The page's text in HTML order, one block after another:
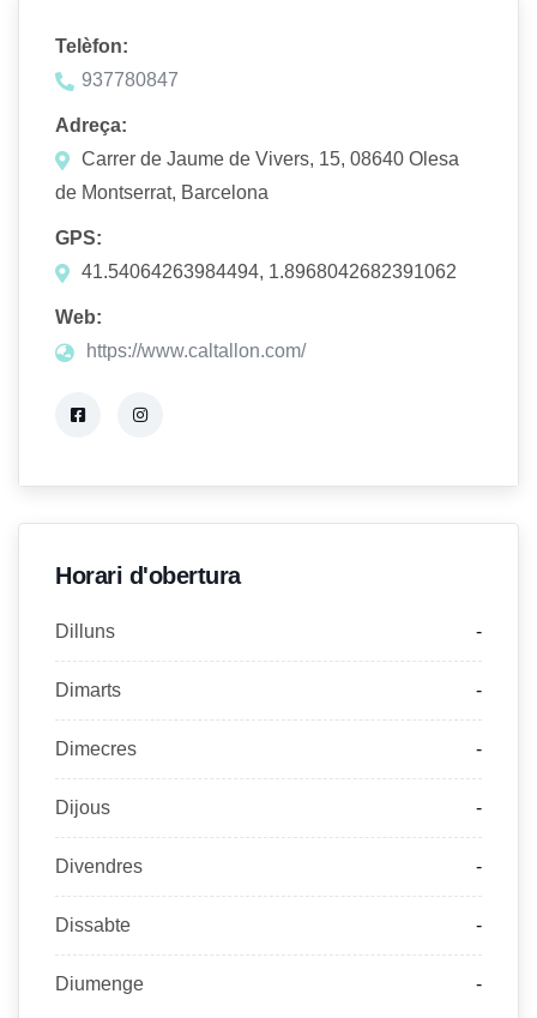
Telèfon:
937780847
Adreça:
Carrer de Jaume de Vivers, 15, 08640 Olesa
de Montserrat, Barcelona
GPS:
41.54064263984494, 1.8968042682391062
Web:
https://www.caltallon.com/
Horari d'obertura
Dilluns -
Dimarts -
Dimecres -
Dijous -
Divendres -
Dissabte -
Diumenge -